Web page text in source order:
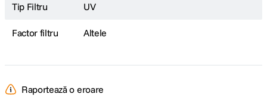
Tip Filtru UV
Factor filtru Altele
Raportează o eroare